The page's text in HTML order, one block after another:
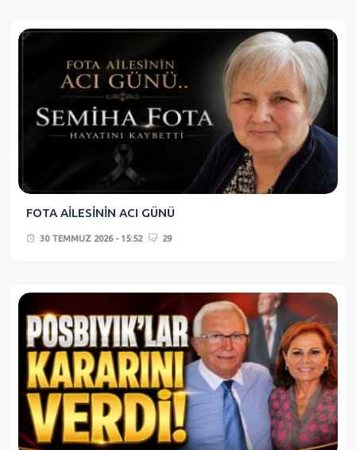
FOTA AİLESİNİN ACI GÜNÜ
30 TEMMUZ 2026 - 15:52 29